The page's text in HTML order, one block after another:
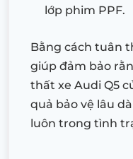
lớp phim PPF.
Bằng cách tuân
giúp đảm bảo
thất xe Audi Q5
quả bảo vệ lâu
luôn trong tình